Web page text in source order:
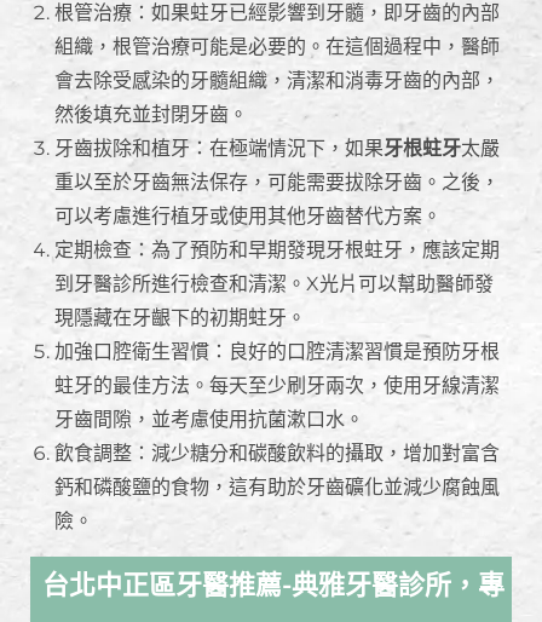
根管治療：如果蛀牙已經影響到牙髓，即牙齒的內部
組織，根管治療可能是必要的。在這個過程中，醫師
會去除受感染的牙髓組織，清潔和消毒牙齒的內部，
然後填充並封閉牙齒。
牙齒拔除和植牙：在極端情況下，如果牙根蛀牙太嚴
重以至於牙齒無法保存，可能需要拔除牙齒。之後，
可以考慮進行植牙或使用其他牙齒替代方案。
定期檢查：為了預防和早期發現牙根蛀牙，應該定期
到牙醫診所進行檢查和清潔。X光片可以幫助醫師發
現隱藏在牙齦下的初期蛀牙。
加強口腔衛生習慣：良好的口腔清潔習慣是預防牙根
蛀牙的最佳方法。每天至少刷牙兩次，使用牙線清潔
牙齒間隙，並考慮使用抗菌漱口水。
飲食調整：減少糖分和碳酸飲料的攝取，增加對富含
鈣和磷酸鹽的食物，這有助於牙齒礦化並減少腐蝕風
險。
台北中正區牙醫推薦-典雅牙醫診所，專